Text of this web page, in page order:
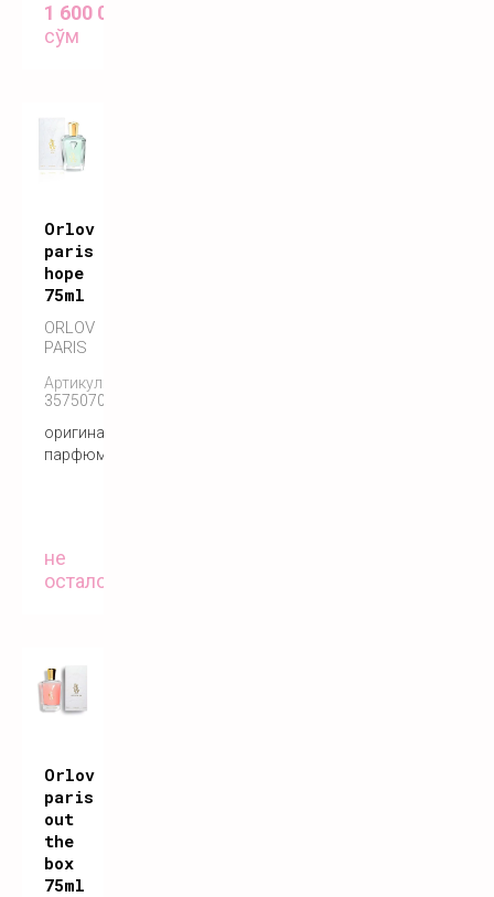
1 600 000
сўм
Orlov
paris
hope
75ml
ORLOV
PARIS
Артикул:
3575070055146
оригинальный
парфюм
не
осталось
Orlov
paris
out
the
box
75ml